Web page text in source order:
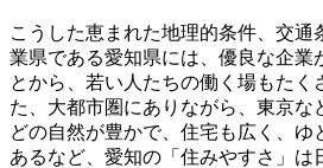
こうした恵まれた地理的条件、交通
業県である愛知県には、優良な企業
とから、若い人たちの働く場もた
た、大都市圏にありながら、東京な
どの自然が豊かで、住宅も広く、ゆ
あるなど、愛知の「住みやすさ」は